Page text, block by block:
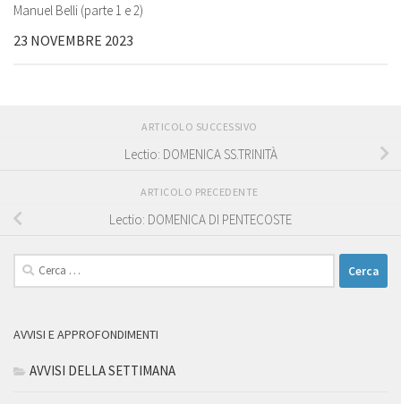
Manuel Belli (parte 1 e 2)
23 NOVEMBRE 2023
ARTICOLO SUCCESSIVO
Lectio: DOMENICA SS.TRINITÀ
ARTICOLO PRECEDENTE
Lectio: DOMENICA DI PENTECOSTE
Ricerca
per:
AVVISI E APPROFONDIMENTI
AVVISI DELLA SETTIMANA